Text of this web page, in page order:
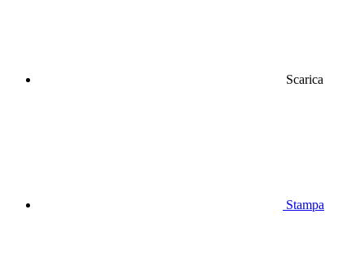
Scarica
Stampa